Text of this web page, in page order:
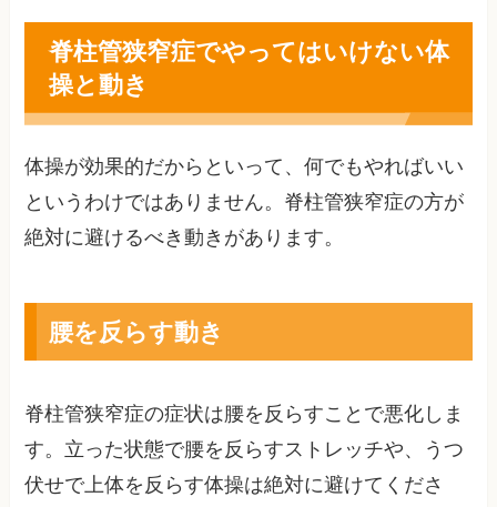
脊柱管狭窄症でやってはいけない体
操と動き
体操が効果的だからといって、何でもやればいい
というわけではありません。脊柱管狭窄症の方が
絶対に避けるべき動きがあります。
腰を反らす動き
脊柱管狭窄症の症状は腰を反らすことで悪化しま
す。立った状態で腰を反らすストレッチや、うつ
伏せで上体を反らす体操は絶対に避けてくださ